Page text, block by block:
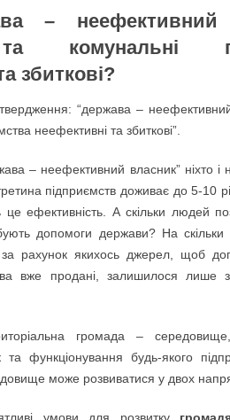
–
комунальні
збиткові?
“держава –
неефективні та збиткові”.
– неефективний власник” ніхто і
підприємств доживає до 5-10
ефективність. А скільки людей
допомоги держави? На
за рахунок якихось джерел, щоб
вже продані, залишилося лише
громада –
та функціонування будь-якого
може розвиватися у двох